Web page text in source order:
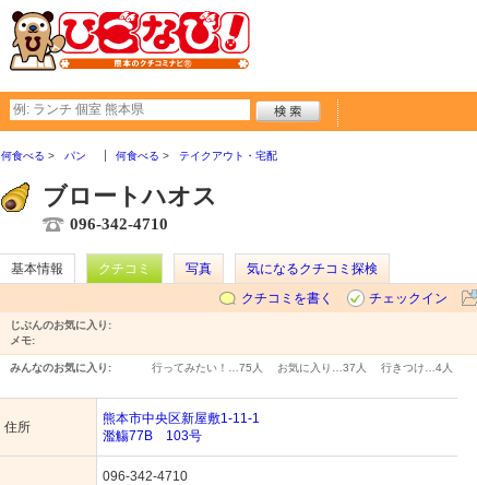
何食べる パン 何食べる テイクアウト・宅配
ブロートハオス
096-342-4710
基本情報 クチコミ 写真
気になるクチコミ探検
クチコミを書く
チェックイン
じぶんのお気に入り:
メモ:
みんなのお気に入り: 行ってみたい！… 75人 お気に入り… 37人 行きつけ… 4人
住所
熊本市中央区新屋敷1-11-1
濫觴77B 103号
096-342-4710